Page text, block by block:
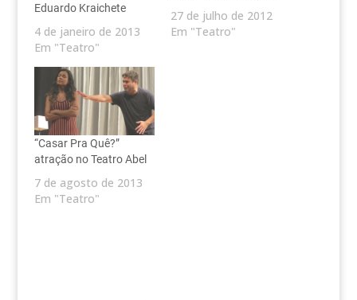
Eduardo Kraichete
4 de janeiro de 2013
Em "Teatro"
27 de julho de 2012
Em "Teatro"
“Casar Pra Quê?”
atração no Teatro Abel
7 de agosto de 2013
Em "Teatro"